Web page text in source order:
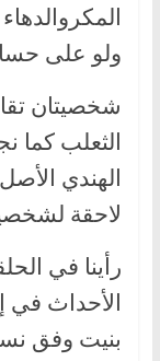
ولو على
شخصيتان
الثعلب كما
الهندي
لاحقة
رأينا في
الأحداث في
بنيت وفق